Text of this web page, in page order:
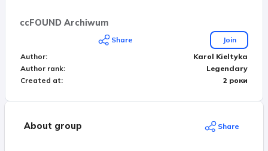
ccFOUND Archiwum
Share
Join
Author:
Karol Kieltyka
Author rank:
Legendary
Created at: 2 роки
About group Share